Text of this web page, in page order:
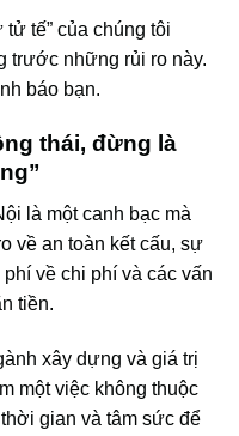
tế” của chúng tôi
trước những rủi ro này.
báo bạn.
thái, đừng là
là một canh bạc mà
về an toàn kết cấu, sự
về chi phí và các vấn
tiền.
xây dựng và giá trị
một việc không thuộc
gian và tâm sức để